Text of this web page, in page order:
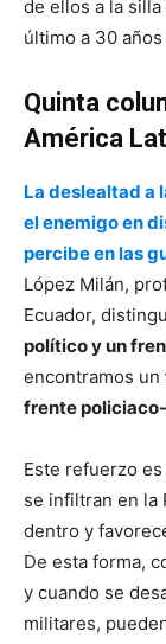
de ellos a la
último a 30
Quinta
América
La deslealtad a
el enemigo en
percibe en las
López Milán,
Ecuador,
político y un
encontramos un
frente
Este refuerzo
se infiltran en la
dentro y
De esta forma,
y cuando se
militares,